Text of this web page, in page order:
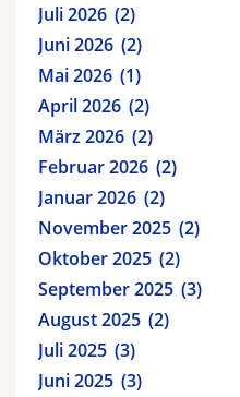
Juli 2026 2
Juni 2026 2
Mai 2026 1
April 2026 2
März 2026 2
Februar 2026 2
Januar 2026 2
November 2025 2
Oktober 2025 2
September 2025 3
August 2025 2
Juli 2025 3
Juni 2025 3